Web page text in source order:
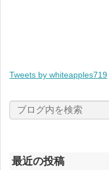
Tweets by whiteapples719
最近の投稿